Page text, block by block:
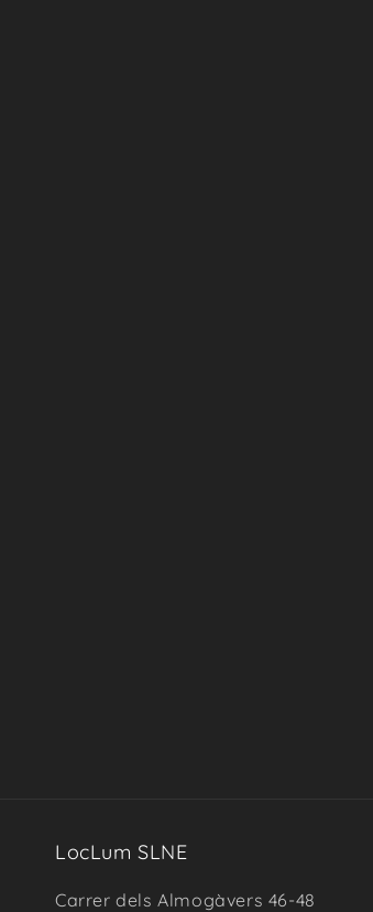
LocLum SLNE
Carrer dels Almogàvers 46-48